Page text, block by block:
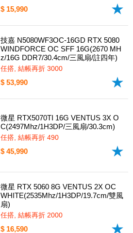
$ 15,990
技嘉 N5080WF3OC-16GD RTX 5080
WINDFORCE OC SFF 16G(2670 MH
z/16G DDR7/30.4cm/三風扇/註四年)
任搭, 結帳再折 3000
$ 53,990
微星 RTX5070TI 16G VENTUS 3X O
C(2497Mhz/1H3DP/三風扇/30.3cm)
任搭, 結帳再折 490
$ 45,990
微星 RTX 5060 8G VENTUS 2X OC
WHITE(2535Mhz/1H3DP/19.7cm/雙風
扇)
任搭, 結帳再折 2000
$ 16,590